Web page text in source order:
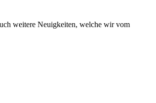
weitere Neuigkeiten, welche wir vom